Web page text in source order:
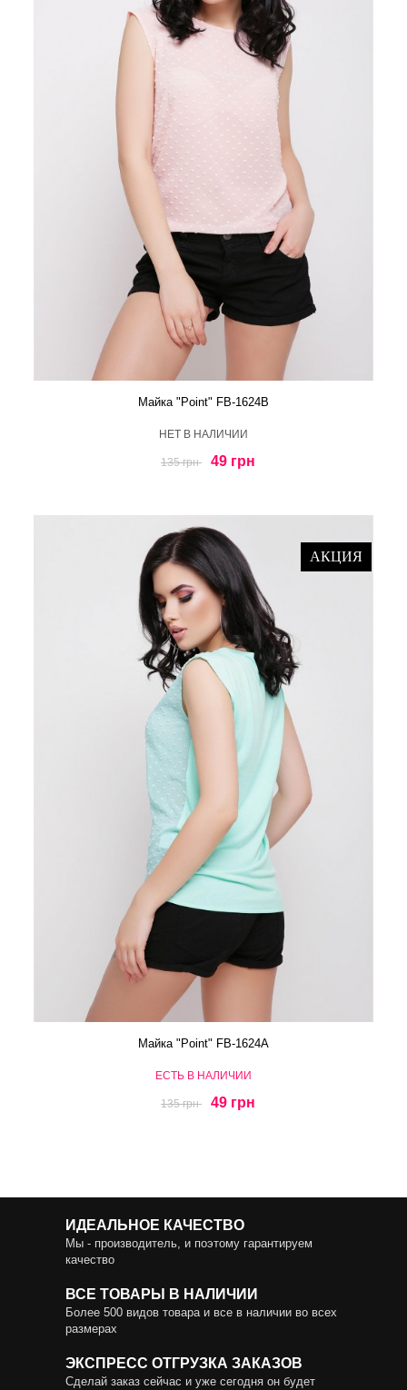
Майка "Point" FB-1624B
HЕТ В НАЛИЧИИ
135 грн 49 грн
АКЦИЯ
Майка "Point" FB-1624A
ЕСТЬ В НАЛИЧИИ
135 грн 49 грн
ИДЕАЛЬНОЕ КАЧЕСТВО
Мы - производитель, и поэтому гарантируем
качество
ВСЕ ТОВАРЫ В НАЛИЧИИ
Более 500 видов товара и все в наличии во всех
размерах
ЭКСПРЕСС ОТГРУЗКА ЗАКАЗОВ
Сделай заказ сейчас и уже сегодня он будет